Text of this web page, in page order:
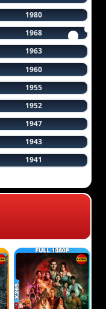
1980
1968
1963
1960
1955
1952
1947
1943
1941